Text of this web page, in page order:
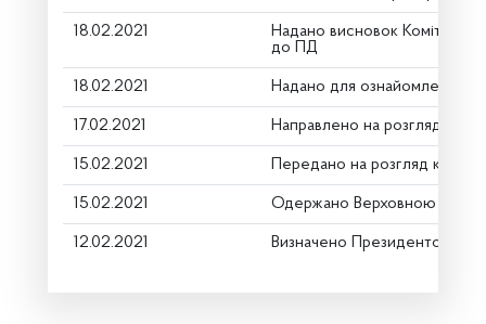
18.02.2021
Надано висновок Комітету
до ПД
18.02.2021 Надано для ознайомлення
17.02.2021 Направлено на розгляд
15.02.2021 Передано на розгляд
15.02.2021 Одержано Верховною Радою
12.02.2021 Визначено Президентом як